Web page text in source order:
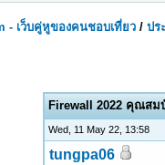
- เว็บคู่หูของคนชอบเที่ยว /ปร
Firewall 2022 คุณสม
Wed, 11 May 22, 13:58
tungpa06